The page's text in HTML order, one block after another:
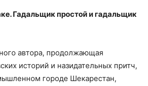
Гадальщик простой и гадальщик
автора, продолжающая
историй и назидательных притч,
городе Шекарестан,